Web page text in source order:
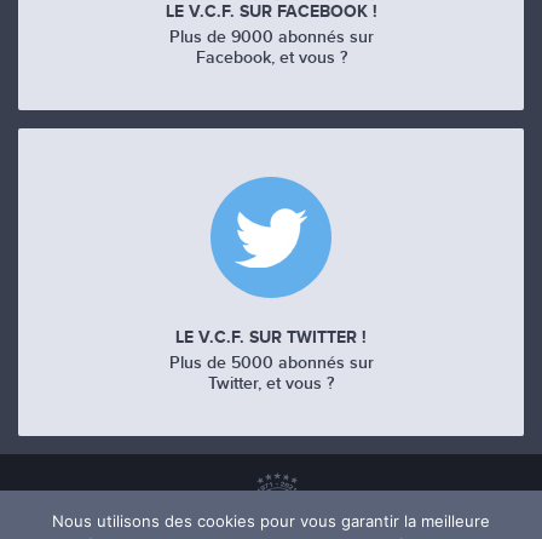
LE V.C.F. SUR FACEBOOK !
Plus de 9000 abonnés sur
Facebook, et vous ?
LE V.C.F. SUR TWITTER !
Plus de 5000 abonnés sur
Twitter, et vous ?
Nous utilisons des cookies pour vous garantir la meilleure